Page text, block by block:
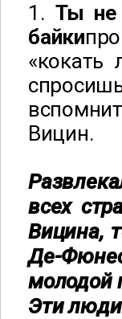
1. Ты не
байки
«кокать
Вицин.
всех
Вицина,
Де-
молодой
Эти люди